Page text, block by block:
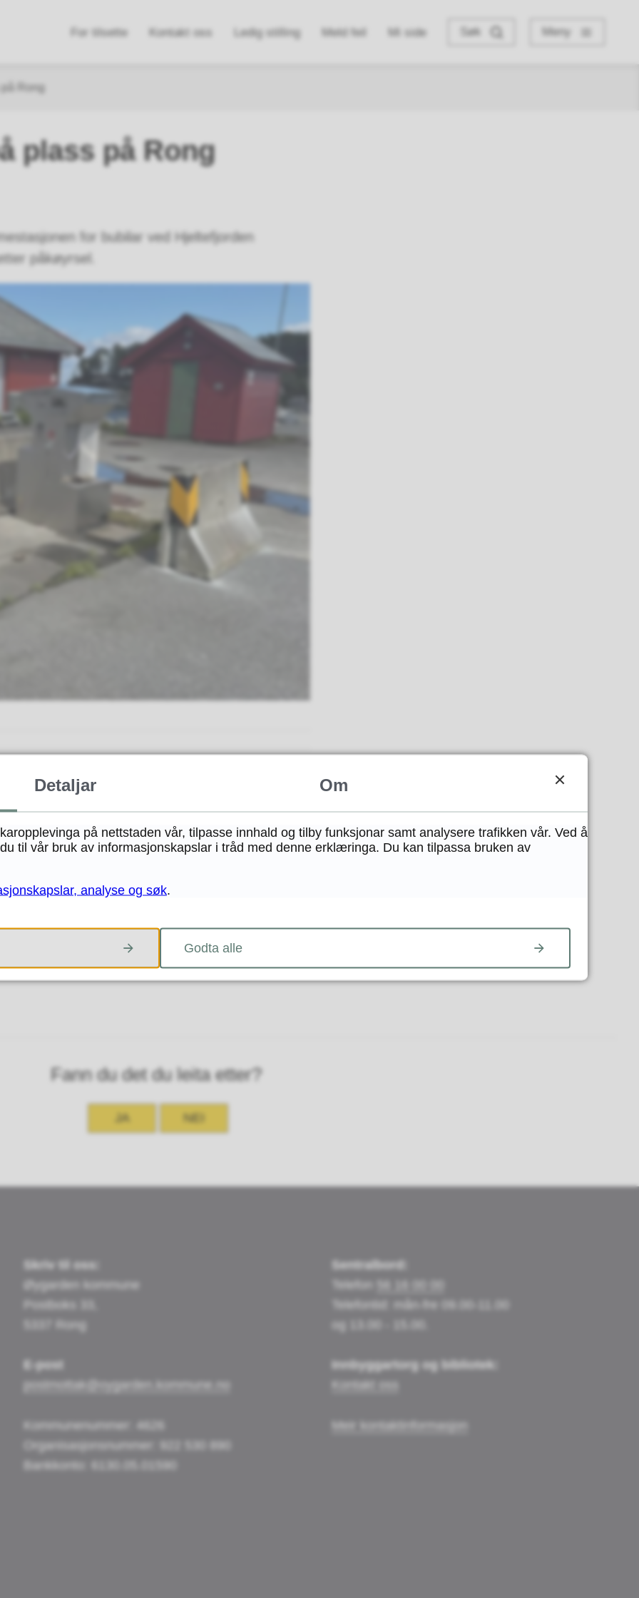
For tilsette Kontakt oss Ledig stilling Meld feil Mi side Søk Meny
Rong
plass på Rong
for bubilar ved Hjeltefjorden
påkøyrsel.
ved parkeringsplassen til Kystmuseet i Ovågen.
gle seg over at tømmestasjonen på Rong er intakt.
Fann du det du leita etter?
JA NEI
Skriv til oss:
Øygarden kommune
Postboks 33,
5337 Rong
E-post
postmottak@oygarden.kommune.no
Kommunenummer: 4626
Organisasjonsnummer: 922 530 890
Bankkonto: 6130.05.01590
Sentralbord:
Telefon
56 16 00 00
Telefontid: mån-fre 09.00-11.00
og 13.00 - 15.00.
Innbyggartorg og bibliotek:
Kontakt oss
Meir kontaktinformasjon
Detaljar Om
på nettstaden vår, tilpasse innhald og tilby funksjonar samt analysere trafikken vår. Ved å
til vår bruk av informasjonskapslar i tråd med denne erklæringa. Du kan tilpassa bruken av
analyse og søk.
Godta alle